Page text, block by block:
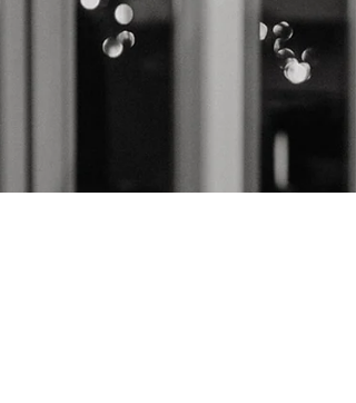
BRUILOFT
Verschillen tussen Nederlandse en Belgische